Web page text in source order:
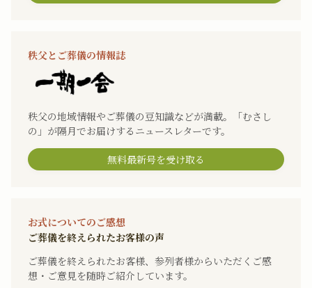
秩父とご葬儀の情報誌
秩父の地域情報やご葬儀の豆知識などが満載。「むさし
の」が隔月でお届けするニュースレターです。
無料最新号を受け取る
お式についてのご感想
ご葬儀を終えられたお客様の声
ご葬儀を終えられたお客様、参列者様からいただくご感
想・ご意見を随時ご紹介しています。